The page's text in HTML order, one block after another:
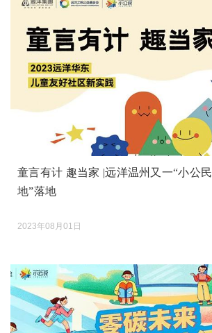
童言有计 趣当家 |远洋温州又一“小公
地”落地
2023年08月01日